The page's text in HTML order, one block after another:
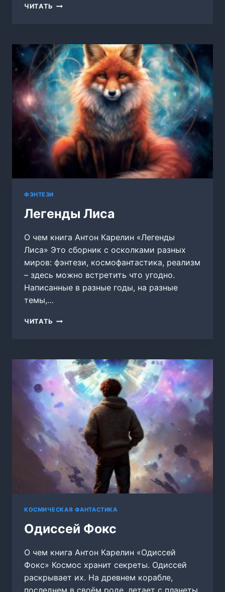
ЧИТАТЬ ОДИССЕЙ
ЗВЁЗД
ФЭНТЕЗИ
Легенды Лиса
О чем книга Антон Карелин «Легенды
Лиса» Это сборник с осколками разных
миров: фэнтези, космофантастика, реализм
– здесь можно встретить что угодно.
Написанные в разные годы, на разные
темы,…
ЧИТАТЬ ЛЕГЕНДЫ
КОСМИЧЕСКАЯ ФАНТАСТИКА
Одиссей Фокс
О чем книга Антон Карелин «Одиссей
Фокс» Космос хранит секреты. Одиссей
раскрывает их. На древнем корабле,